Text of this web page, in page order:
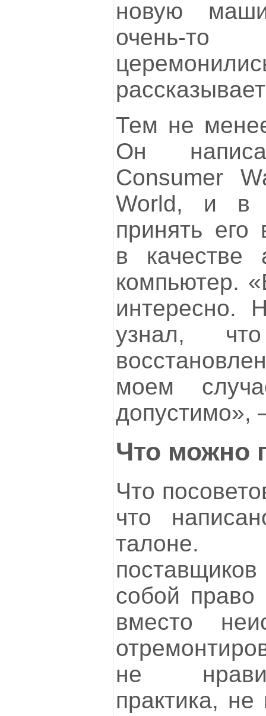
новую
очень-
Тем не
Он
Consumer
World, и в
принять
в качестве
компьютер.
интересно.
узнал, что
моем
допустимо»,
Что можно
Что
что
талоне.
собой право
вместо
не
практика, не